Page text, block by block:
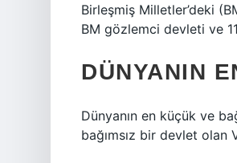
Birleşmiş Milletler’deki
BM gözlemci devleti ve
DÜNYANIN
Dünyanın en küçük ve
bağımsız bir devlet olan